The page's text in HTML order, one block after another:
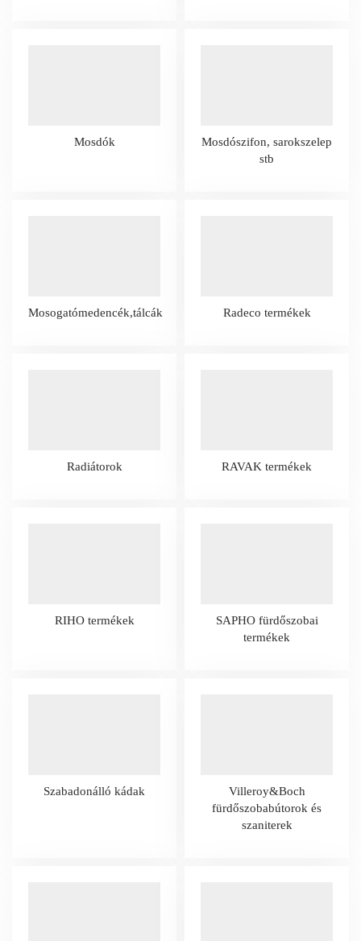
Mosdók
Mosdószifon, sarokszelep
stb
Mosogatómedencék,tálcák Radeco termékek
Radiátorok RAVAK termékek
RIHO termékek
SAPHO fürdőszobai
termékek
Szabadonálló kádak
Villeroy&Boch
fürdőszobabútorok és
szaniterek